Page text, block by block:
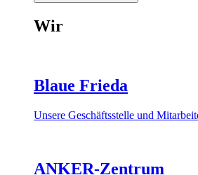
Wir
Blaue Frieda
Unsere Geschäftsstelle und
ANKER-Zentrum